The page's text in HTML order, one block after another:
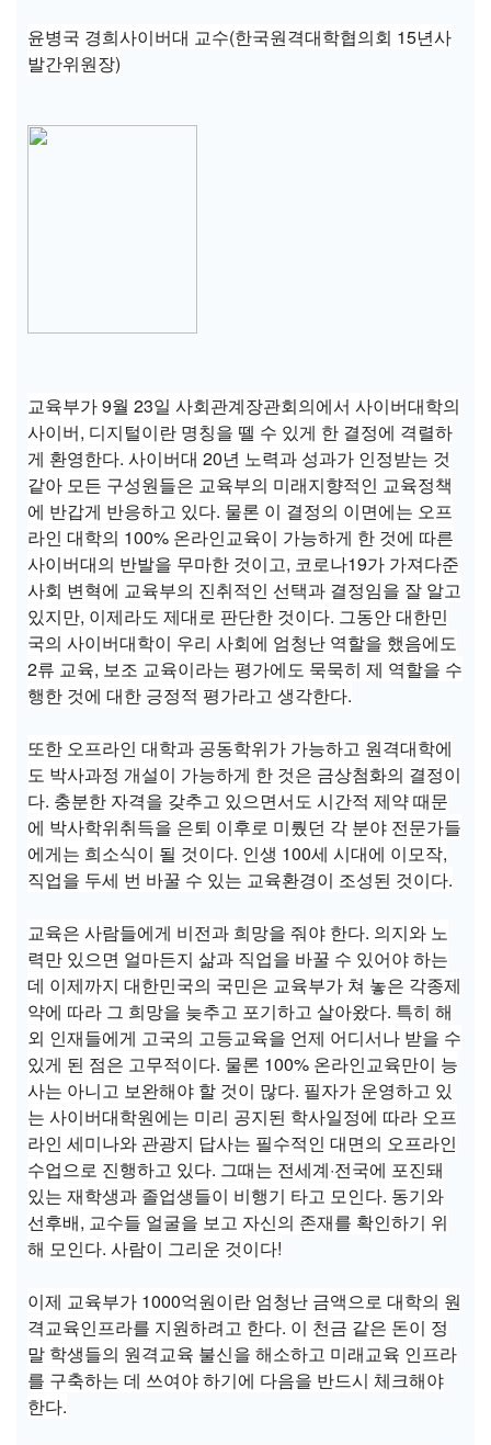
윤병국 경희사이버대 교수(한국원격대학협의회 15년사
발간위원장)
교육부가 9월 23일 사회관계장관회의에서 사이버대학의
사이버, 디지털이란 명칭을 뗄 수 있게 한 결정에 격렬하
게 환영한다. 사이버대 20년 노력과 성과가 인정받는 것
같아 모든 구성원들은 교육부의 미래지향적인 교육정책
에 반갑게 반응하고 있다. 물론 이 결정의 이면에는 오프
라인 대학의 100% 온라인교육이 가능하게 한 것에 따른
사이버대의 반발을 무마한 것이고, 코로나19가 가져다준
사회 변혁에 교육부의 진취적인 선택과 결정임을 잘 알고
있지만, 이제라도 제대로 판단한 것이다. 그동안 대한민
국의 사이버대학이 우리 사회에 엄청난 역할을 했음에도
2류 교육, 보조 교육이라는 평가에도 묵묵히 제 역할을 수
행한 것에 대한 긍정적 평가라고 생각한다.
또한 오프라인 대학과 공동학위가 가능하고 원격대학에
도 박사과정 개설이 가능하게 한 것은 금상첨화의 결정이
다. 충분한 자격을 갖추고 있으면서도 시간적 제약 때문
에 박사학위취득을 은퇴 이후로 미뤘던 각 분야 전문가들
에게는 희소식이 될 것이다. 인생 100세 시대에 이모작,
직업을 두세 번 바꿀 수 있는 교육환경이 조성된 것이다.
교육은 사람들에게 비전과 희망을 줘야 한다. 의지와 노
력만 있으면 얼마든지 삶과 직업을 바꿀 수 있어야 하는
데 이제까지 대한민국의 국민은 교육부가 쳐 놓은 각종제
약에 따라 그 희망을 늦추고 포기하고 살아왔다. 특히 해
외 인재들에게 고국의 고등교육을 언제 어디서나 받을 수
있게 된 점은 고무적이다. 물론 100% 온라인교육만이 능
사는 아니고 보완해야 할 것이 많다. 필자가 운영하고 있
는 사이버대학원에는 미리 공지된 학사일정에 따라 오프
라인 세미나와 관광지 답사는 필수적인 대면의 오프라인
수업으로 진행하고 있다. 그때는 전세계·전국에 포진돼
있는 재학생과 졸업생들이 비행기 타고 모인다. 동기와
선후배, 교수들 얼굴을 보고 자신의 존재를 확인하기 위
해 모인다. 사람이 그리운 것이다!
이제 교육부가 1000억원이란 엄청난 금액으로 대학의 원
격교육인프라를 지원하려고 한다. 이 천금 같은 돈이 정
말 학생들의 원격교육 불신을 해소하고 미래교육 인프라
를 구축하는 데 쓰여야 하기에 다음을 반드시 체크해야
한다.